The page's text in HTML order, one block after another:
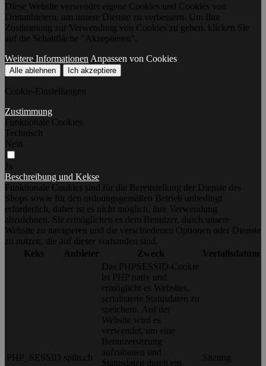
Diese Website verwendet eigene Cookies und Cookies von
Drittanbietern, um unsere Dienste zu verbessern. Um Ihre
Zustimmung zur Verwendung von Cookies zu geben, klicken Sie
auf die Schaltfläche "Akzeptieren".
Weitere Informationen Anpassen von Cookies
Alle ablehnen Ich akzeptiere
Cookie-Einstellungen
Zustimmung
Funktionale Cookies
Technisch
Nein
Ja
Beschreibung und Kekse
Funktionale Cookies sind für die Bereitstellung der Dienste des
Shops sowie für den ordnungsgemäßen Betrieb unbedingt
erforderlich, daher ist es nicht möglich, ihre Verwendung
abzulehnen. Sie ermöglichen es dem Benutzer, durch unsere
Website zu navigieren und die verschiedenen Optionen oder Dienste
zu nutzen, die auf dieser vorhanden sind.
Keks
Anbieter Zweck Verfallsdatum
PHP_SESSID spiln.ch
Das PHPSESSID-Cookie
ist PHP nativ und
ermöglicht es Websites,
serialisierte Statusdaten zu
speichern. Auf der
Website wird es
verwendet, um eine
Benutzersitzung
aufzubauen und
Statusdaten durch ein
Sitzung